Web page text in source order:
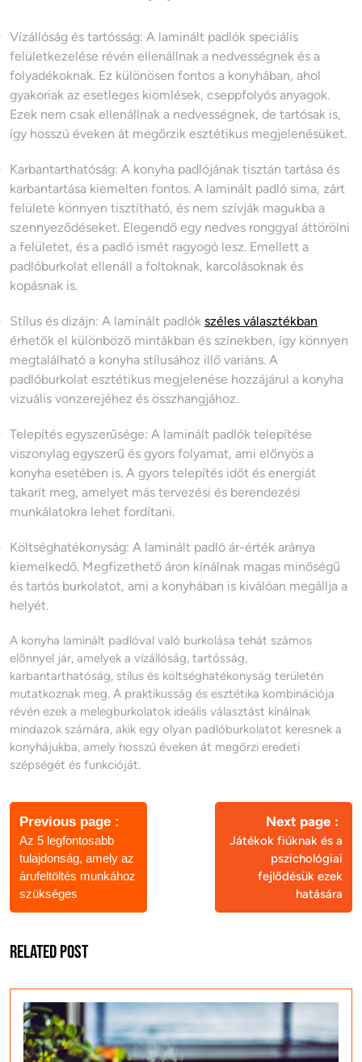
Vízállóság és tartósság: A laminált padlók speciális
felületkezelése révén ellenállnak a nedvességnek és a
folyadékoknak. Ez különösen fontos a konyhában, ahol
gyakoriak az esetleges kiömlések, cseppfolyós anyagok.
Ezek nem csak ellenállnak a nedvességnek, de tartósak is,
így hosszú éveken át megőrzik esztétikus megjelenésüket.
Karbantarthatóság: A konyha padlójának tisztán tartása és
karbantartása kiemelten fontos. A laminált padló sima, zárt
felülete könnyen tisztítható, és nem szívják magukba a
szennyeződéseket. Elegendő egy nedves ronggyal áttörölni
a felületet, és a padló ismét ragyogó lesz. Emellett a
padlóburkolat ellenáll a foltoknak, karcolásoknak és
kopásnak is.
Stílus és dizájn: A laminált padlók széles választékban
érhetők el különböző mintákban és színekben, így könnyen
megtalálható a konyha stílusához illő variáns. A
padlóburkolat esztétikus megjelenése hozzájárul a konyha
vizuális vonzerejéhez és összhangjához.
Telepítés egyszerűsége: A laminált padlók telepítése
viszonylag egyszerű és gyors folyamat, ami előnyös a
konyha esetében is. A gyors telepítés időt és energiát
takarít meg, amelyet más tervezési és berendezési
munkálatokra lehet fordítani.
Költséghatékonyság: A laminált padló ár-érték aránya
kiemelkedő. Megfizethető áron kínálnak magas minőségű
és tartós burkolatot, ami a konyhában is kiválóan megállja a
helyét.
A konyha laminált padlóval való burkolása tehát számos
előnnyel jár, amelyek a vízállóság, tartósság,
karbantarthatóság, stílus és költséghatékonyság területén
mutatkoznak meg. A praktikusság és esztétika kombinációja
révén ezek a melegburkolatok ideális választást kínálnak
mindazok számára, akik egy olyan padlóburkolatot keresnek a
konyhájukba, amely hosszú éveken át megőrzi eredeti
szépségét és funkcióját.
Bejegyzés
navigáció
Previous page
Az 5 legfontosabb
tulajdonság, amely az
árufeltöltés munkához
szükséges
Next page
Játékok fiúknak és a
pszichológiai
fejlődésük ezek
hatására
Related Post